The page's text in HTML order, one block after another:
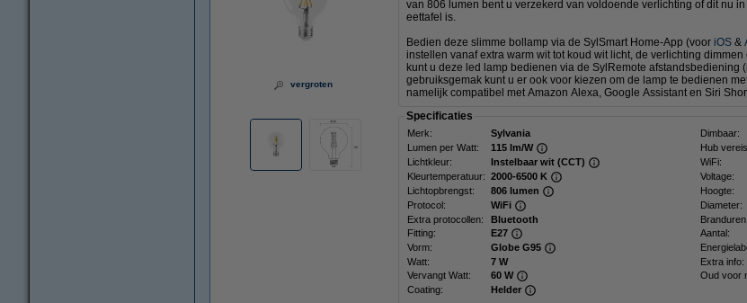
vergroten
van 806 lumen bent u verzekerd van voldoende verlichting of dit nu
eettafel is.
Bedien deze slimme bollamp via de SylSmart Home-App (voor iOS &
instellen vanaf extra warm wit tot koud wit licht, de verlichting
kunt u deze led lamp bedienen via de SylRemote afstandsbediening
gebruiksgemak kunt u er ook voor kiezen om de lamp te bedienen
namelijk compatibel met Amazon Alexa, Google Assistant en Siri
Specificaties
Merk: Sylvania Dimbaar:
Lumen per Watt:
115 lm/W Hub
Lichtkleur:
Instelbaar wit (CCT) WiFi:
Kleurtemperatuur: 2000-6500 K Voltage:
Lichtopbrengst:
806 lumen Hoogte:
Protocol:
WiFi Diameter:
Extra protocollen:
Bluetooth Branduren:
Fitting:
E27 Aantal:
Vorm:
Globe G95
Watt:
7 W Extra info:
Vervangt Watt:
60 W Oud voor
Coating:
Helder